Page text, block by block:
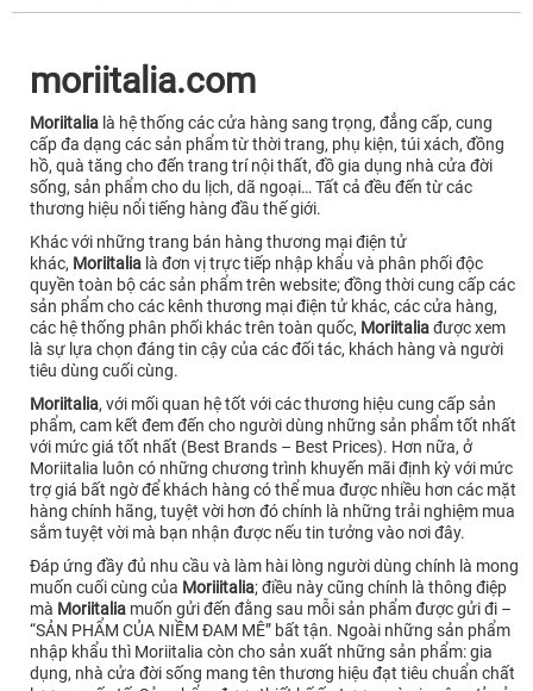
moriitalia.com
Moriitalia là hệ thống các cửa hàng sang trọng, đẳng cấp, cung
cấp đa dạng các sản phẩm từ thời trang, phụ kiện, túi xách, đồng
hồ, quà tăng cho đến trang trí nội thất, đồ gia dụng nhà cửa đời
sống, sản phẩm cho du lịch, dã ngoại… Tất cả đều đến từ các
thương hiệu nổi tiếng hàng đầu thế giới.
Khác với những trang bán hàng thương mại điện tử
khác, Moriitalia là đơn vị trực tiếp nhập khẩu và phân phối độc
quyền toàn bộ các sản phẩm trên website; đồng thời cung cấp các
sản phẩm cho các kênh thương mại điện tử khác, các cửa hàng,
các hệ thống phân phối khác trên toàn quốc, Moriitaliađược xem
là sự lựa chọn đáng tin cậy của các đối tác, khách hàng và người
tiêu dùng cuối cùng.
Moriitalia, với mối quan hệ tốt với các thương hiệu cung cấp sản
phẩm, cam kết đem đến cho người dùng những sản phẩm tốt nhất
với mức giá tốt nhất (Best Brands – Best Prices). Hơn nữa, ở
Moriitalia luôn có những chương trình khuyến mãi định kỳ với mức
trợ giá bất ngờ để khách hàng có thể mua được nhiều hơn các mặt
hàng chính hãng, tuyệt vời hơn đó chính là những trải nghiệm mua
sắm tuyệt vời mà bạn nhận được nếu tin tưởng vào nơi đây.
Đáp ứng đầy đủ nhu cầu và làm hài lòng người dùng chính là mong
muốn cuối cùng của Moriiitalia; điều này cũng chính là thông điệp
mà Moriitalia muốn gửi đến đằng sau mỗi sản phẩm được gửi đi –
“SẢN PHẨM CỦA NIỀM ĐAM MÊ” bất tận. Ngoài những sản phẩm
nhập khẩu thì Moriitalia còn cho sản xuất những sản phẩm: gia
dụng, nhà cửa đời sống mang tên thương hiệu đạt tiêu chuẩn chất